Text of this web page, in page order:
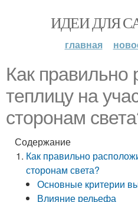
ИДЕИ ДЛЯ
главная
Как правильно
теплицу на
сторонам
Содержание
Как правильно
сторонам света?
Основные критерии
Влияние рельефа